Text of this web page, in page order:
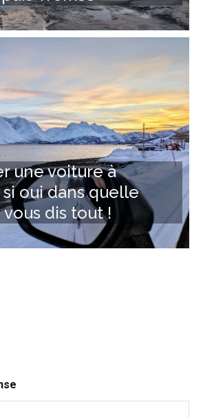
une voiture à
oui dans quelle
dis tout !